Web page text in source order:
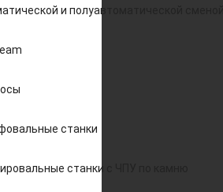
и полуавтоматической
станки
станки с ЧПУ по камню